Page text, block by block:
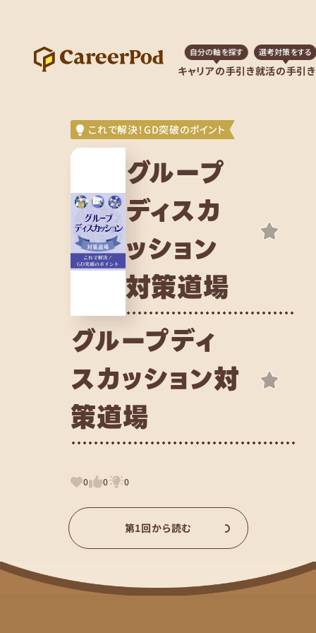
キャリアの手引き
自分の軸を探す
就活の手引き
選考対策をする
これで解決！GD突破のポイント
グループ
ディスカ
ッション
対策道場
グループディ
スカッション対
策道場
0 0 0
第1回から読む